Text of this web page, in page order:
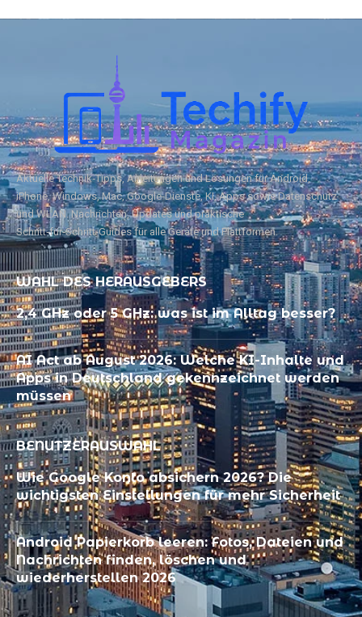
Aktuelle Technik‑Tipps, Anleitungen und Lösungen für Android,
iPhone, Windows, Mac, Google‑Dienste, KI, Apps sowie Datenschutz
und WLAN. Nachrichten, Updates und praktische
Schritt‑für‑Schritt‑Guides für alle Geräte und Plattformen.
WAHL DES HERAUSGEBERS
2,4 GHz oder 5 GHz: was ist im Alltag besser?
AI Act ab August 2026: Welche KI-Inhalte und
Apps in Deutschland gekennzeichnet werden
müssen
BENUTZERAUSWAHL
Wie Google Konto absichern 2026? Die
wichtigsten Einstellungen für mehr Sicherheit
Android Papierkorb leeren: Fotos, Dateien und
Nachrichten finden, löschen und
wiederherstellen 2026